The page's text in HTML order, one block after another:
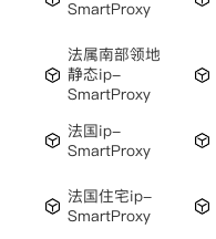
SmartProxy
法属南部领地
静态ip-
SmartProxy
法国ip-
SmartProxy
法国住宅ip-
SmartProxy